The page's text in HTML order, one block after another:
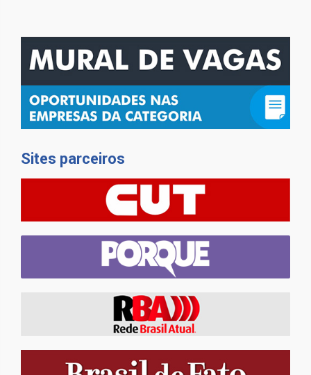
Sites parceiros